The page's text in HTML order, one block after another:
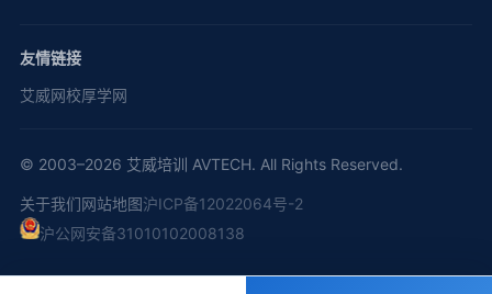
友情链接
艾威网校厚学网
© 2003–2026 艾威培训 AVTECH. All Rights Reserved.
关于我们网站地图沪ICP备12022064号-2
沪公网安备31010102008138